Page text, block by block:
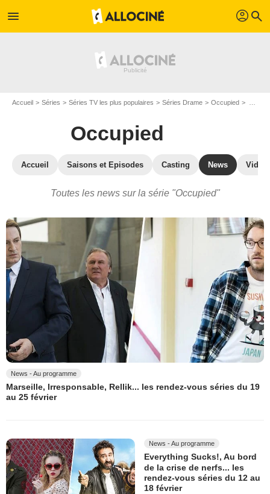
menu profil search
Accueil Séries Séries TV les plus populaires Séries Drame Occupied
Occupied
Accueil Saisons et Episodes Casting News
Toutes les news sur la série "Occupied"
News - Au programme
Marseille, Irresponsable, Rellik... les rendez-vous séries du 19
au 25 février
News - Au programme
Everything Sucks!, Au bord
de la crise de nerfs... les
rendez-vous séries du 12 au
18 février